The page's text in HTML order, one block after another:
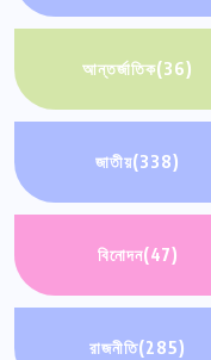
আন্তর্জাতিক(36)
জাতীয়(338)
বিনোদন(47)
রাজনীতি(285)